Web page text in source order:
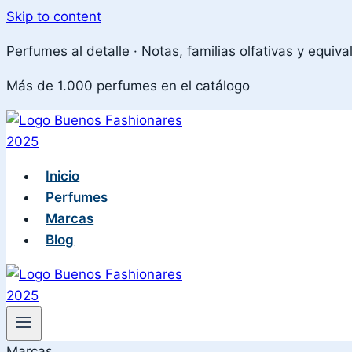
Skip to content
Perfumes al detalle · Notas, familias olfativas y
Más de 1.000 perfumes en el catálogo
Inicio
Perfumes
Marcas
Blog